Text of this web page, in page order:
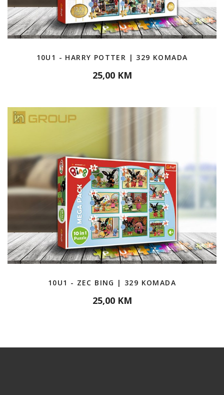
10U1 - HARRY POTTER | 329 KOMADA
25,00 KM
10U1 - ZEC BING | 329 KOMADA
25,00 KM